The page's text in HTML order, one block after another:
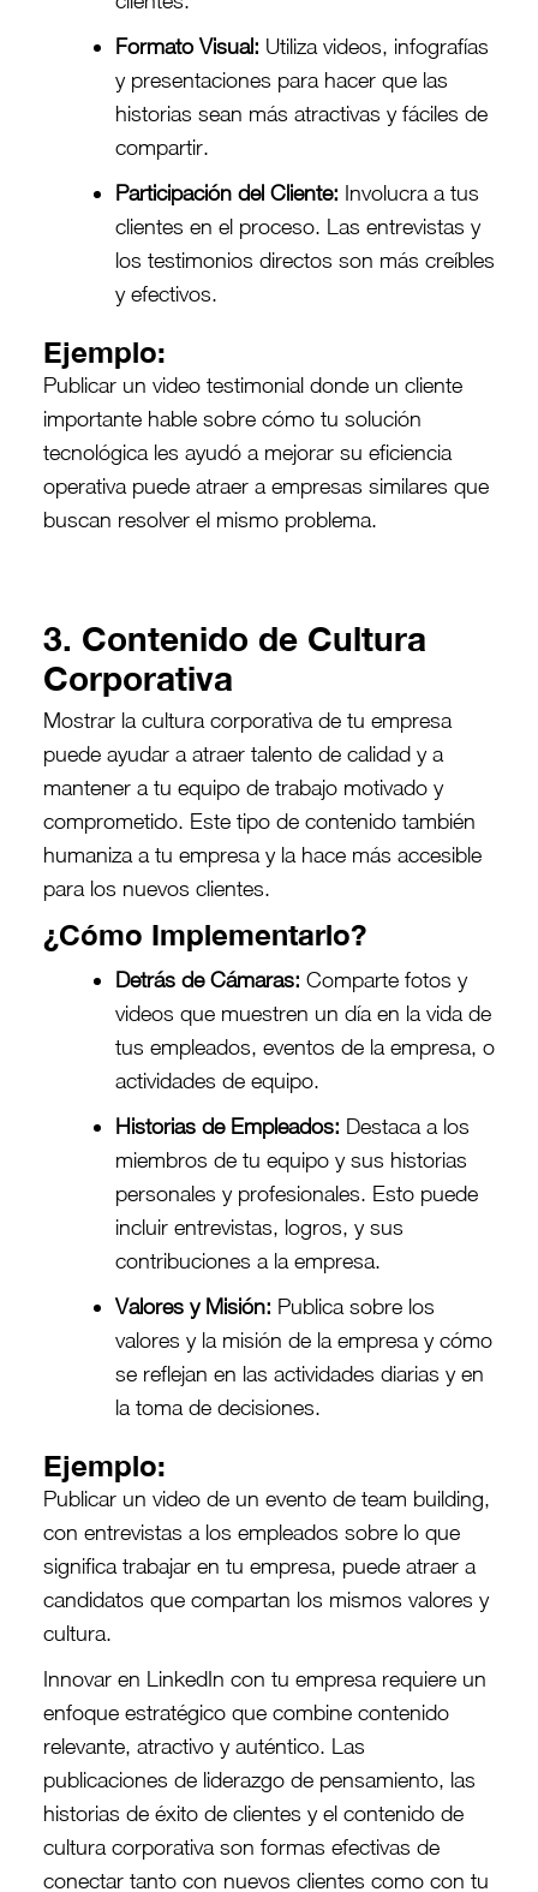
Formato Visual: Utiliza videos, infografías
y presentaciones para hacer que las
historias sean más atractivas y fáciles de
compartir.
Participación del Cliente: Involucra a tus
clientes en el proceso. Las entrevistas y
los testimonios directos son más creíbles
y efectivos.
Ejemplo:
Publicar un video testimonial donde un cliente
importante hable sobre cómo tu solución
tecnológica les ayudó a mejorar su eficiencia
operativa puede atraer a empresas similares que
buscan resolver el mismo problema.
3. Contenido de Cultura
Corporativa
Mostrar la cultura corporativa de tu empresa
puede ayudar a atraer talento de calidad y a
mantener a tu equipo de trabajo motivado y
comprometido. Este tipo de contenido también
humaniza a tu empresa y la hace más accesible
para los nuevos clientes.
¿Cómo Implementarlo?
Detrás de Cámaras: Comparte fotos y
videos que muestren un día en la vida de
tus empleados, eventos de la empresa, o
actividades de equipo.
Historias de Empleados: Destaca a los
miembros de tu equipo y sus historias
personales y profesionales. Esto puede
incluir entrevistas, logros, y sus
contribuciones a la empresa.
Valores y Misión: Publica sobre los
valores y la misión de la empresa y cómo
se reflejan en las actividades diarias y en
la toma de decisiones.
Ejemplo:
Publicar un video de un evento de team building,
con entrevistas a los empleados sobre lo que
significa trabajar en tu empresa, puede atraer a
candidatos que compartan los mismos valores y
cultura.
Innovar en LinkedIn con tu empresa requiere un
enfoque estratégico que combine contenido
relevante, atractivo y auténtico. Las
publicaciones de liderazgo de pensamiento, las
historias de éxito de clientes y el contenido de
cultura corporativa son formas efectivas de
conectar tanto con nuevos clientes como con tu